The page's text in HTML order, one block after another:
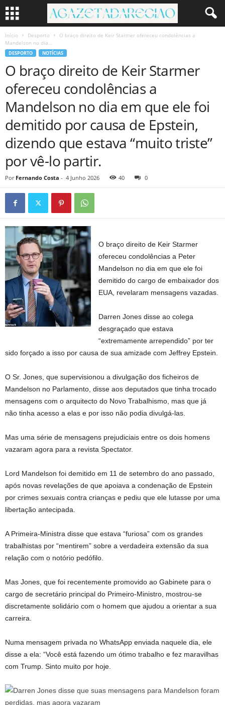
Início Desporto
O braço direito de Keir Starmer ofereceu condolências a
Mandelson no dia...
DESPORTO NOTÍCIAS
O braço direito de Keir Starmer
ofereceu condolências a
Mandelson no dia em que ele foi
demitido por causa de Epstein,
dizendo que estava “muito triste”
por vê-lo partir.
Por Fernando Costa - 4 Junho 2026 40 0
O braço direito de Keir Starmer
ofereceu condolências a Peter
Mandelson no dia em que ele foi
demitido do cargo de embaixador dos
EUA, revelaram mensagens vazadas.
Darren Jones disse ao colega
desgraçado que estava
“extremamente arrependido” por ter
sido forçado a isso por causa de sua amizade com Jeffrey Epstein.
O Sr. Jones, que supervisionou a divulgação dos ficheiros de
Mandelson no Parlamento, disse aos deputados que tinha trocado
mensagens com o arquitecto do Novo Trabalhismo, mas que já
não tinha acesso a elas e por isso não podia divulgá-las.
Mas uma série de mensagens prejudiciais entre os dois homens
vazaram agora para a revista Spectator.
Lord Mandelson foi demitido em 11 de setembro do ano passado,
após novas revelações de que apoiava a condenação de Epstein
por crimes sexuais contra crianças e pediu que ele lutasse por uma
libertação antecipada.
A Primeira-Ministra disse que estava “furiosa” com os grandes
trabalhistas por “mentirem” sobre a verdadeira extensão da sua
relação com o notório pedófilo.
Mas Jones, que foi recentemente promovido ao Gabinete para o
cargo de secretário principal do Primeiro-Ministro, mostrou-se
discretamente solidário com o homem que ajudou a orientar a sua
carreira.
Numa mensagem privada no WhatsApp enviada naquele dia, ele
disse a ela: “Você está fazendo um ótimo trabalho e fez maravilhas
com Trump. Sinto muito por hoje.